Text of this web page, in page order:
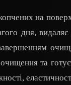
на
дня,
та